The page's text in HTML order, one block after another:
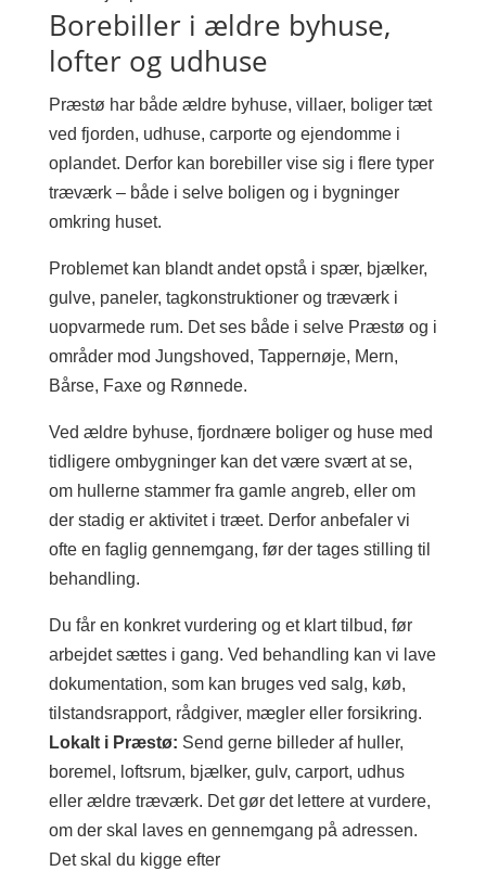
Borebiller i ældre byhuse,
lofter og udhuse
Præstø har både ældre byhuse, villaer, boliger tæt
ved fjorden, udhuse, carporte og ejendomme i
oplandet. Derfor kan borebiller vise sig i flere typer
træværk – både i selve boligen og i bygninger
omkring huset.
Problemet kan blandt andet opstå i spær, bjælker,
gulve, paneler, tagkonstruktioner og træværk i
uopvarmede rum. Det ses både i selve Præstø og i
områder mod Jungshoved, Tappernøje, Mern,
Bårse, Faxe og Rønnede.
Ved ældre byhuse, fjordnære boliger og huse med
tidligere ombygninger kan det være svært at se,
om hullerne stammer fra gamle angreb, eller om
der stadig er aktivitet i træet. Derfor anbefaler vi
ofte en faglig gennemgang, før der tages stilling til
behandling.
Du får en konkret vurdering og et klart tilbud, før
arbejdet sættes i gang. Ved behandling kan vi lave
dokumentation, som kan bruges ved salg, køb,
tilstandsrapport, rådgiver, mægler eller forsikring.
Lokalt i Præstø: Send gerne billeder af huller,
boremel, loftsrum, bjælker, gulv, carport, udhus
eller ældre træværk. Det gør det lettere at vurdere,
om der skal laves en gennemgang på adressen.
Det skal du kigge efter